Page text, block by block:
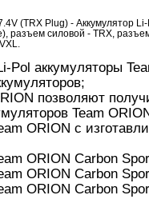
Шоссейки/
(TRX Plug) - Аккумулятор
разъем силовой - TRX,
Pol аккумуляторы
позволяют
Team
ORION c
ORION Carbon
ORION Carbon
ORION Carbon